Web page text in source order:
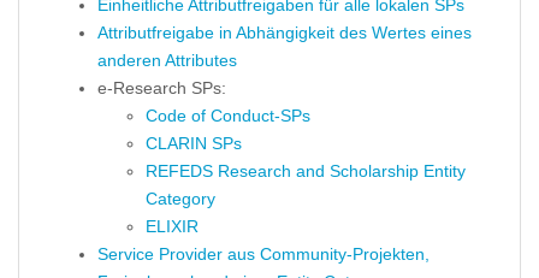
Einheitliche Attributfreigaben für alle lokalen SPs
Attributfreigabe in Abhängigkeit des Wertes eines
anderen Attributes
e-Research SPs:
Code of Conduct-SPs
CLARIN SPs
REFEDS Research and Scholarship Entity
Category
ELIXIR
Service Provider aus Community-Projekten,